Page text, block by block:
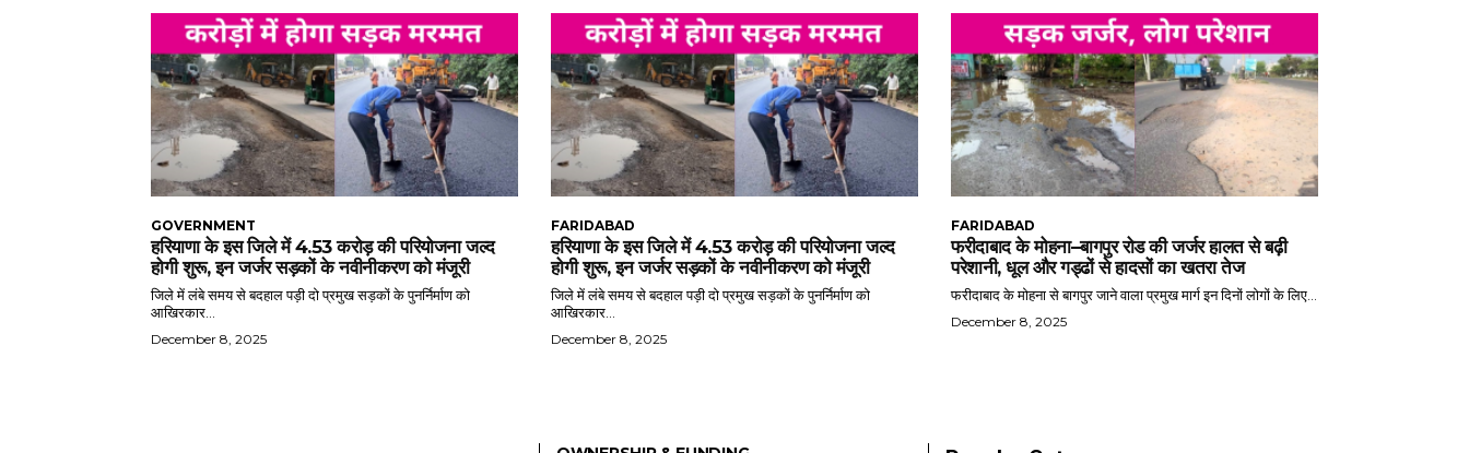
GOVERNMENT
हरियाणा के इस जिले में 4.53 करोड़ की परियोजना जल्द
होगी शुरू, इन जर्जर सड़कों के नवीनीकरण को मंजूरी
जिले में लंबे समय से बदहाल पड़ी दो प्रमुख सड़कों के पुनर्निर्माण को
आखिरकार...
December 8, 2025
FARIDABAD
हरियाणा के इस जिले में 4.53 करोड़ की परियोजना जल्द
होगी शुरू, इन जर्जर सड़कों के नवीनीकरण को मंजूरी
जिले में लंबे समय से बदहाल पड़ी दो प्रमुख सड़कों के पुनर्निर्माण को
आखिरकार...
December 8, 2025
FARIDABAD
फरीदाबाद के मोहना–बागपुर रोड की जर्जर हालत से बढ़ी
परेशानी, धूल और गड्ढों से हादसों का खतरा तेज
फरीदाबाद के मोहना से बागपुर जाने वाला प्रमुख मार्ग इन दिनों लोगों के लिए...
December 8, 2025